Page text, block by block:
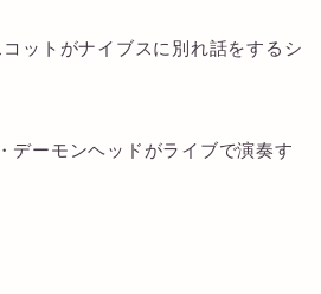
ットがナイブスに別れ話をするシ
デーモンヘッドがライブで演奏す